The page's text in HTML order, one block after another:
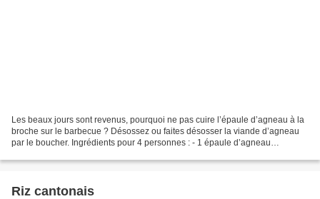
Les beaux jours sont revenus, pourquoi ne pas cuire l’épaule d’agneau à la
broche sur le barbecue ? Désossez ou faites désosser la viande d’agneau
par le boucher. Ingrédients pour 4 personnes : - 1 épaule d’agneau
Riz cantonais